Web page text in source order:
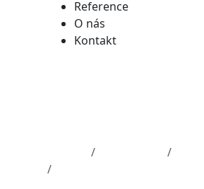
Reference
O nás
Kontakt